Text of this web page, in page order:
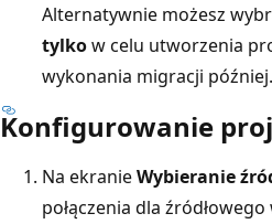
Alternatywnie możesz
tylkow celu utworzenia
wykonania migracji później.
Konfigurowanie
Na ekranieWybieranie
połączenia dla